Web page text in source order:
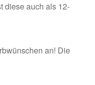
diese auch als 12-
an! Die